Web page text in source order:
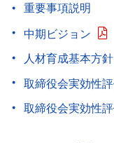
重要事項説明
中期ビジョン
人材育成基本方針
取締役会実効性
取締役会実効性